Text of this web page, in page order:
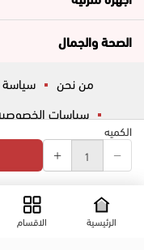
الكميه
الصحة والجمال
من نحن سياسة
سياسات
شارع المكاتب, الزقازيق ,
الرئيسية الاقسام